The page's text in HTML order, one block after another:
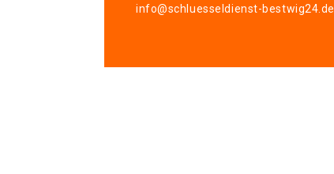
info@schluesseldienst-bestwig24.de